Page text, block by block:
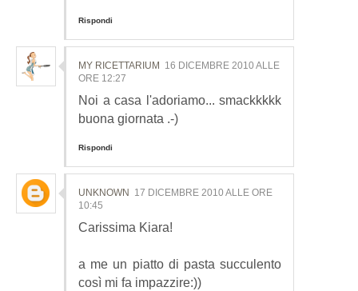
Rispondi
MY RICETTARIUM
16 DICEMBRE 2010 ALLE
ORE 12:27
Noi a casa l'adoriamo... smackkkkk
buona giornata .-)
Rispondi
UNKNOWN
17 DICEMBRE 2010 ALLE ORE
10:45
Carissima Kiara!
a me un piatto di pasta succulento
così mi fa impazzire:))